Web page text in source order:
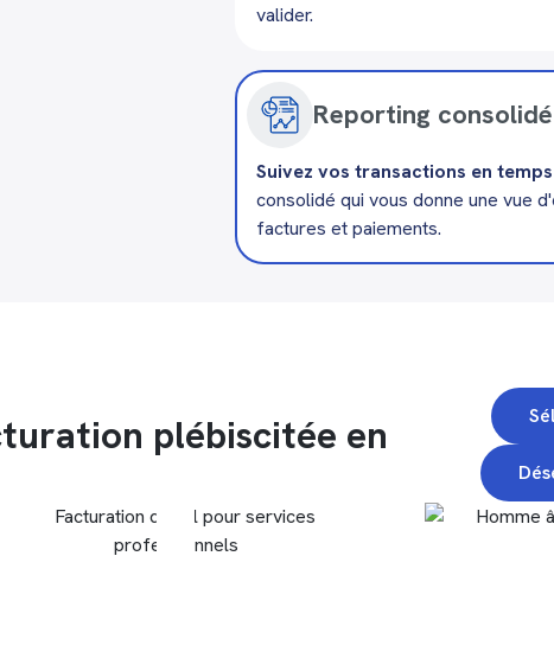
valider.
Reporting consolidé
Suivez vos transactions en
consolidé qui vous donne une vue
factures et paiements.
plébiscitée en